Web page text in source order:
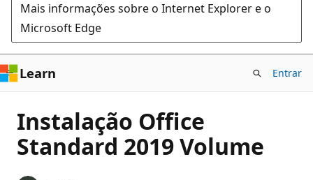
Mais informações sobre o Internet Explorer e o
Microsoft Edge
Learn Entrar
Instalação Office
Standard 2019 Volume